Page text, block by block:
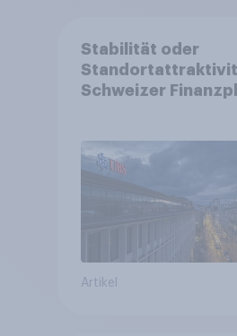
Stabilität oder
Schweizer
von Grossbanken
Artikel